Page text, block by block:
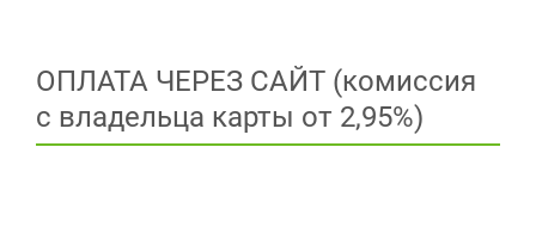
ОПЛАТА ЧЕРЕЗ САЙТ (комиссия
с владельца карты от 2,95%)